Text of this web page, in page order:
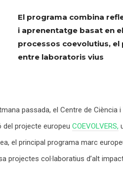
El programa combina
i aprenentatge basat en
processos coevolutius, el
entre laboratoris vius
passada, el Centre de Ciència
del projecte europeu COEVOLVERS,
el principal programa marc
projectes col·laboratius d’alt